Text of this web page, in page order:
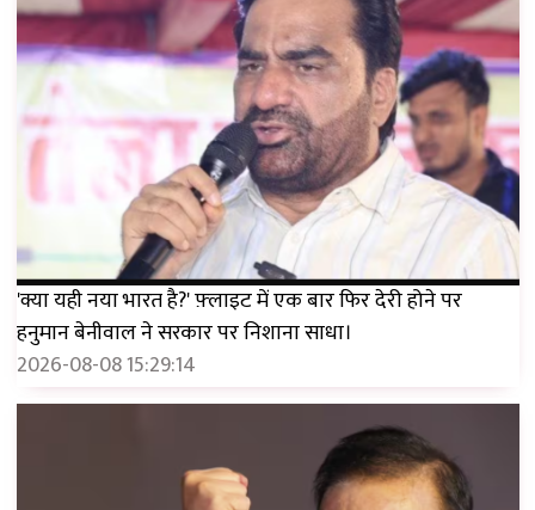
'क्या यही नया भारत है?' फ़्लाइट में एक बार फिर देरी होने पर
हनुमान बेनीवाल ने सरकार पर निशाना साधा।
2026-08-08 15:29:14